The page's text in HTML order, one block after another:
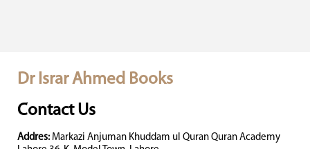
Dr Israr Ahmed Books
Contact Us
Addres: Markazi Anjuman Khuddam ul Quran Quran Academy